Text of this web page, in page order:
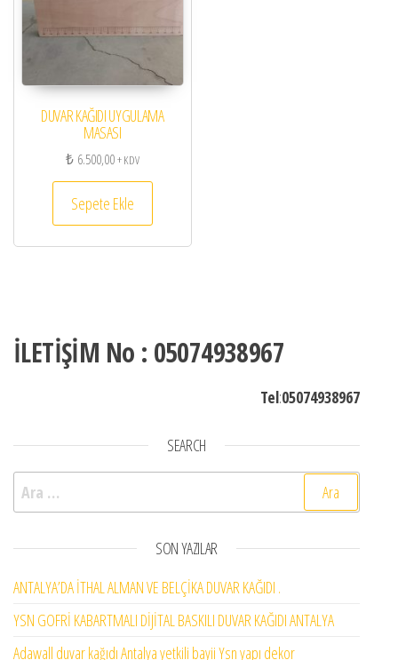
DUVAR KAĞIDI UYGULAMA
MASASI
₺6.500,00+ KDV
Sepete Ekle
İLETİŞİM No : 05074938967
Tel:05074938967
SEARCH
Arama:
SON YAZILAR
ANTALYA’DA İTHAL ALMAN VE BELÇİKA DUVAR KAĞIDI .
YSN GOFRİ KABARTMALI DİJİTAL BASKILI DUVAR KAĞIDI ANTALYA
Adawall duvar kağıdı Antalya yetkili bayii Ysn yapı dekor